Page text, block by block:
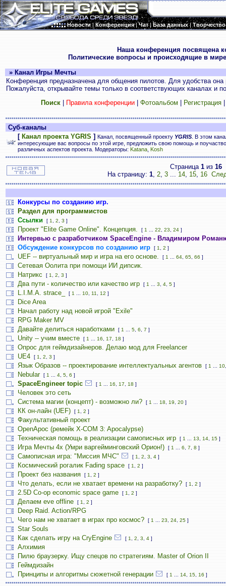
Новости|Конференция|Чат|База данных|Творчество
Наша конференция посвящена
Политические вопросы и происходящие в
» Канал Игры Мечты
Конференция предназначена для общения пилотов. Для удобства
Пожалуйста, открывайте темы только в соответствующих каналах и
Поиск| Правила конференции| Фотоальбом Регистрация
Суб-каналы
[ Канал проекта YGRIS ] Канал, посвященный проекту YGRIS . В этом
интересующие вас вопросы по этой игре, предложить свою помощь и
различных аспектов проекта. Модераторы: Katana Kosh
Страница 1из 16
На страницу: 1, 2, 3 ... 14, 15, 16
Конкурсы по созданию игр.
Раздел для программистов
Ссылки
[ 1 2 3 ]
Проект "Elite Game Online". Концепция. [ 1 22 23 24 ]
Интервью с разработчиком SpaceEngine - Владимиром
Обсуждение конкурсов по созданию игр
[ 1 2 ]
UEF -- виртуальный мир и игра на его основе. [ 1 64 65 66 ]
Сетевая Оолита при помощи ИИ дипсик.
Натрикс
[ 1 2 3 ]
Два пути - количество или качество игр [ 1 3 4 5 ]
L.I.M.A. strace_ [ 1 10 11 12 ]
Dice Area
Начал работу над новой игрой "Exile"
RPG Maker MV
Давайте делиться наработками
[ 1 5 6 7 ]
Unity -- учим вместе [ 1 16 17 18 ]
Опрос для геймдизайнеров. Делаю мод для Freelancer
UE4
[ 1 2 3 ]
Язык Образов -- проектирование интеллектуальных агентов [ 1 10
Nebular [ 1 4 5 6 ]
SpaceEngineer topic [ 1 16 17 18 ]
Человек это сеть
Система магии (концепт) - возможно ли?
[ 1 18 19 20 ]
КК он-лайн (UEF) [ 1 2 ]
Факультативный проект
OpenApoc (ремейк X-COM 3: Apocalypse)
Техническая помощь в реализации самописных игр
[ 1 13 14 15 ]
Игра Мечты 4х (Умри варгейминговский Орион!) [ 1 6 7 8 ]
Самописная игра: "Миссия МЧС" [ 1 2 3 4 ]
Космический рогалик Fading space [ 1 2 ]
Проект без названия [ 1 2 ]
Что делать, если не хватает времени на разработку? [ 1 2 ]
2.5D Co-op economic space game [ 1 2 ]
Делаем eve offline [ 1 2 ]
Deep Raid. Action/RPG
Чего нам не хватает в играх про космос?
[ 1 23 24 25 ]
Star Souls
Как сделать игру на CryEngine
[ 1 2 3 4 ]
Алхимия
Пилю браузерку. Ищу спецов по стратегиям. Master of Orion II
Геймдизайн
Принципы и алгоритмы сюжетной генерации
[ 1 14 15 16 ]